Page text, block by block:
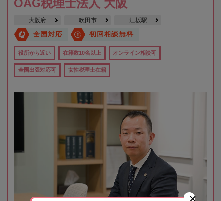
OAG税理士法人 大阪
大阪府 吹田市 江坂駅
全国対応 初回相談無料
役所から近い 在籍数10名以上 オンライン相談可
全国出張対応可 女性税理士在籍